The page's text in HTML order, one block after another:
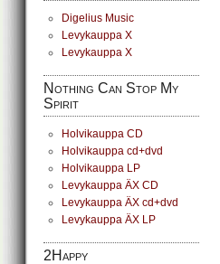
Digelius Music
Levykauppa X
Levykauppa X
Nothing Can Stop My
Spirit
Holvikauppa CD
Holvikauppa cd+dvd
Holvikauppa LP
Levykauppa ÄX CD
Levykauppa ÄX cd+dvd
Levykauppa ÄX LP
2Happy